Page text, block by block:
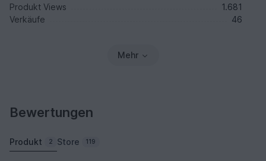
Produkt Views
1.681
Verkäufe
46
Mehr
Bewertungen
Produkt 2 Store 119